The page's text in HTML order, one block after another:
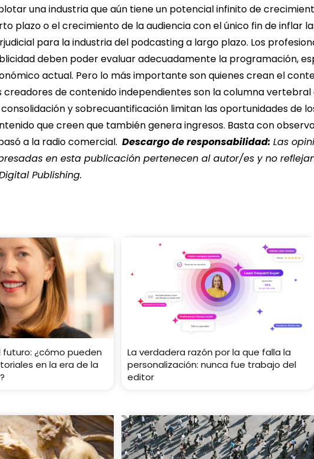
una industria que aún tiene un potencial infinito de
plazo o el crecimiento de la audiencia con el único fin de inflar
para la industria del podcasting a largo plazo. Los
deben poder evaluar adecuadamente la programación,
actual. Pero lo más importante son quienes crean el
creadores de contenido independientes son la columna
y sobrecuantificación limitan las oportunidades de
que creen que también genera ingresos. Basta con
a la radio comercial. Descargo de responsabilidad: Las
en esta publicación pertenecen al autor/es y no
Publishing.
¿cómo pueden
en la era de la
La verdadera razón por la que falla la
personalización: nunca fue trabajo del
editor